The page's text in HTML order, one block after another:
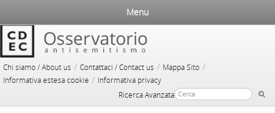
Chi siamo / About us / Contattaci / Contact us / Mappa Sito /
Informativa estesa cookie / Informativa privacy
Ricerca Avanzata
Menu